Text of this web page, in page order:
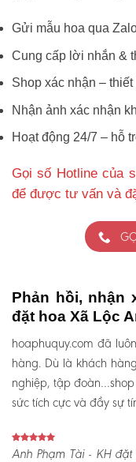
Gửi mẫu hoa qua
Cung cấp lời nhắn &
Shop xác nhận –
Nhận ảnh xác nhận
Hoạt động 24/7 – hỗ
Gọi số Hotline của
để được tư vấn và
Phản hồi, nhận
đặt hoa Xã Lộc
hoaphuquy.com đã
hàng. Dù là khách
nghiệp, tập
sức tích cực và đầy sự
Anh Phạm Tài - KH